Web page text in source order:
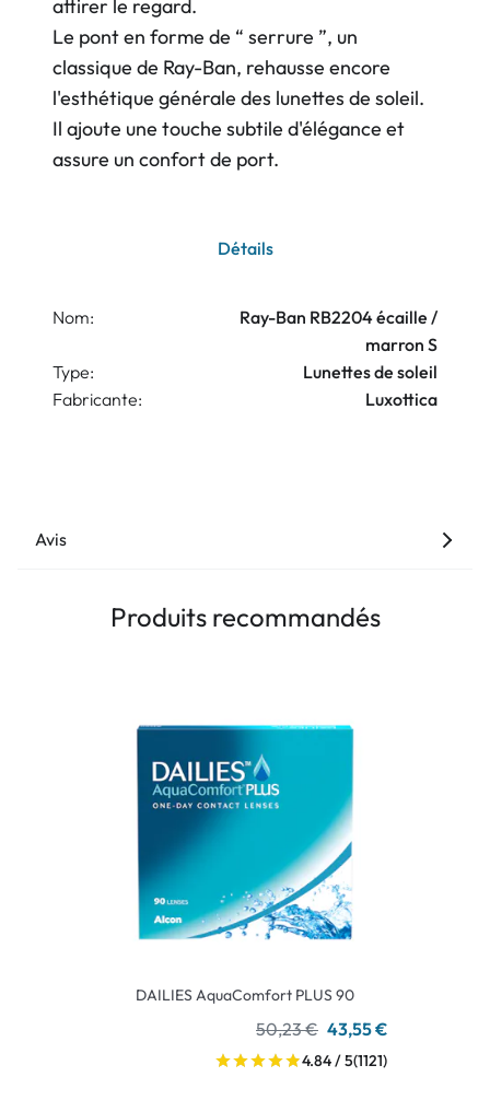
attirer le regard.
Le pont en forme de “ serrure ”, un
classique de Ray-Ban, rehausse encore
l'esthétique générale des lunettes de soleil.
Il ajoute une touche subtile d'élégance et
assure un confort de port.
Détails
Nom:
Ray-Ban RB2204 écaille /
marron S
Type:
Lunettes de soleil
Fabricante:
Luxottica
Avis
Produits recommandés
DAILIES AquaComfort PLUS 90
50,23 € 43,55 €
4.84 / 5(1121)